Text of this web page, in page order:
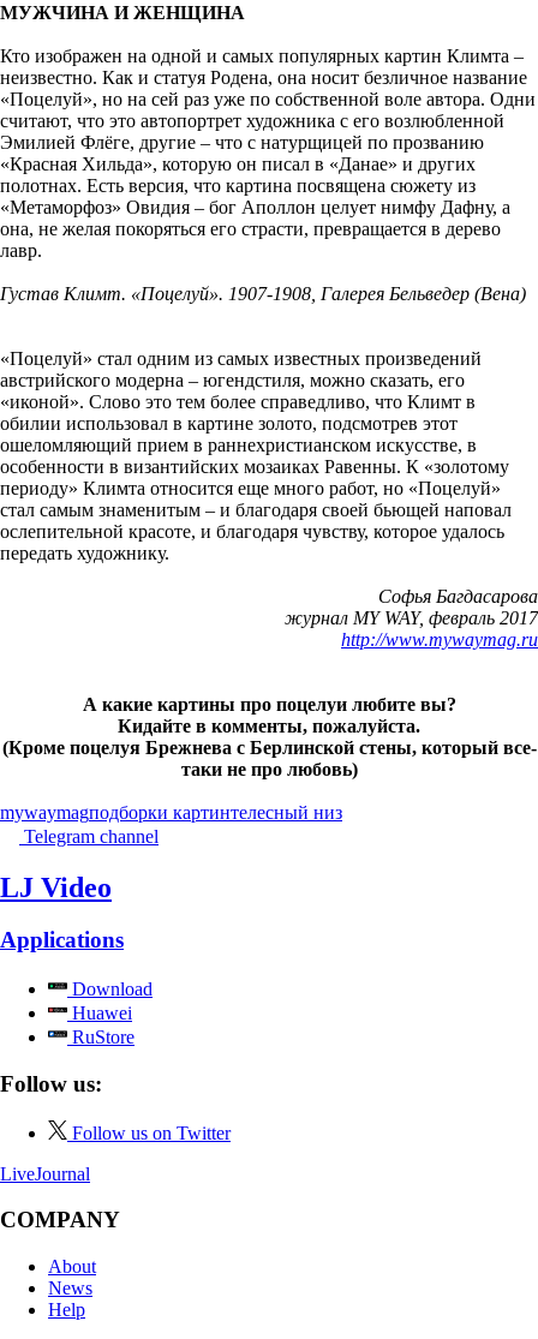
МУЖЧИНА И ЖЕНЩИНА
Кто изображен на одной и самых популярных картин Климта –
неизвестно. Как и статуя Родена, она носит безличное название
«Поцелуй», но на сей раз уже по собственной воле автора. Одни
считают, что это автопортрет художника с его возлюбленной
Эмилией Флёге, другие – что с натурщицей по прозванию
«Красная Хильда», которую он писал в «Данае» и других
полотнах. Есть версия, что картина посвящена сюжету из
«Метаморфоз» Овидия – бог Аполлон целует нимфу Дафну, а
она, не желая покоряться его страсти, превращается в дерево
лавр.
Густав Климт. «Поцелуй». 1907-1908, Галерея Бельведер (Вена)
«Поцелуй» стал одним из самых известных произведений
австрийского модерна – югендстиля, можно сказать, его
«иконой». Слово это тем более справедливо, что Климт в
обилии использовал в картине золото, подсмотрев этот
ошеломляющий прием в раннехристианском искусстве, в
особенности в византийских мозаиках Равенны. К «золотому
периоду» Климта относится еще много работ, но «Поцелуй»
стал самым знаменитым – и благодаря своей бьющей наповал
ослепительной красоте, и благодаря чувству, которое удалось
передать художнику.
Софья Багдасарова
журнал MY WAY, февраль 2017
http://www.mywaymag.ru
А какие картины про поцелуи любите вы?
Кидайте в комменты, пожалуйста.
(Кроме поцелуя Брежнева с Берлинской стены, который все-
таки не про любовь)
mywaymagподборки картинтелесный низ
Telegram channel
LJ Video
Applications
Download
Huawei
RuStore
Follow us:
Follow us on Twitter
LiveJournal
COMPANY
About
News
Help